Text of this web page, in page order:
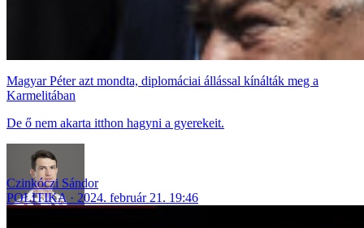
Magyar Péter azt mondta, diplomáciai állással kínálták meg a
Karmelitában
De ő nem akarta itthon hagyni a gyerekeit.
Czinkóczi Sándor
POLITIKA
2024. február 21. 19:46